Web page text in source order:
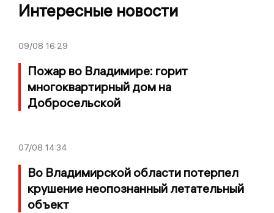
Интересные новости
09/08 16:29
Пожар во Владимире: горит
многоквартирный дом на
Добросельской
07/08 14:34
Во Владимирской области потерпел
крушение неопознанный летательный
объект